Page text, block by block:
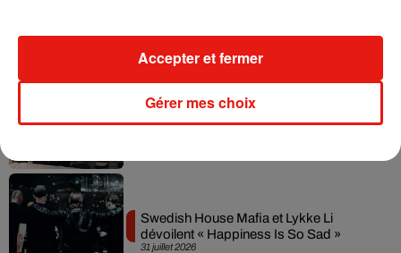
Musique
3 août 2026
Fred again.. et Latin Mafia dévoilent enfin
31 juillet 2026
Swedish House Mafia et Lykke Li
dévoilent « Happiness Is So Sad »
Gérer mes choix
Accepter et fermer